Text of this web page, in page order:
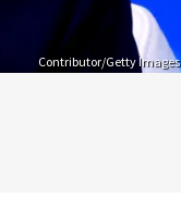
Contributor/Getty Images